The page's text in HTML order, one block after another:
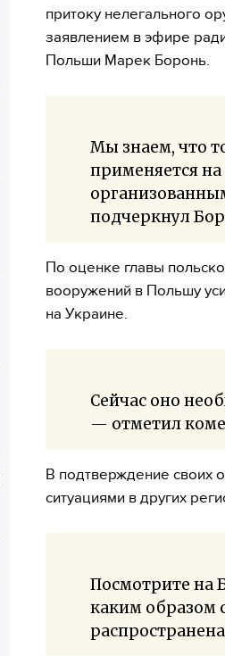
притоку нелегального
заявлением в эфире
Польши Марек Боронь.
Мы знаем, что
применяется
подчеркнул
По оценке главы
вооружений в Польшу
на Украине.
Сейчас оно
— отметил
В подтверждение своих
ситуациями в других
Посмотрите на
каким образом